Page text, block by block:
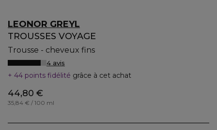
LEONOR GREYL
TROUSSES VOYAGE
Trousse - cheveux fins
4 avis
44 points fidélité grâce à cet achat
44,80 €
35,84 € / 100 ml